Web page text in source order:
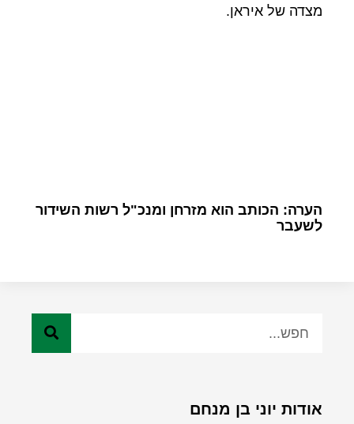
מצדה של איראן.
הערה: הכותב הוא מזרחן ומנכ"ל רשות השידור
לשעבר
אודות יוני בן מנחם